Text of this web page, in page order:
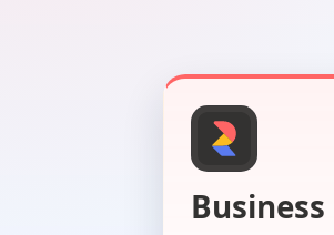
Business